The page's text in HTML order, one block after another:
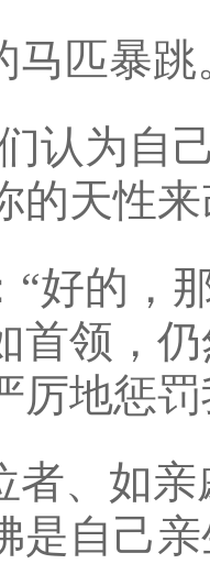
马匹暴跳
认为自
的天性
“好的，
首领，
厉地惩
者、如
是自己